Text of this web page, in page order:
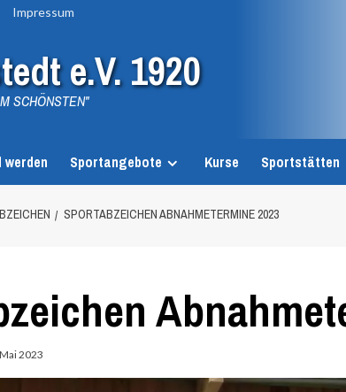
Impressum
e.V. 1920
SCHÖNSTEN"
Sportangebote Kurse Sportstätten
SPORTABZEICHEN ABNAHMETERMINE 2023
2023